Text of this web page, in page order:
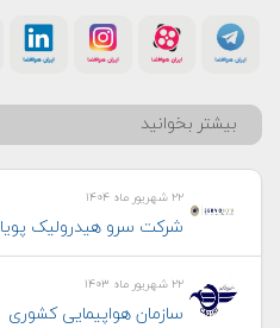
بیشتر بخوانید
۲۲ شهریور ماه ۱۴۰۴
شرکت سرو هیدرولیک پویا
۲۲ شهریور ماه ۱۴۰۳
سازمان هواپیمایی کشوری